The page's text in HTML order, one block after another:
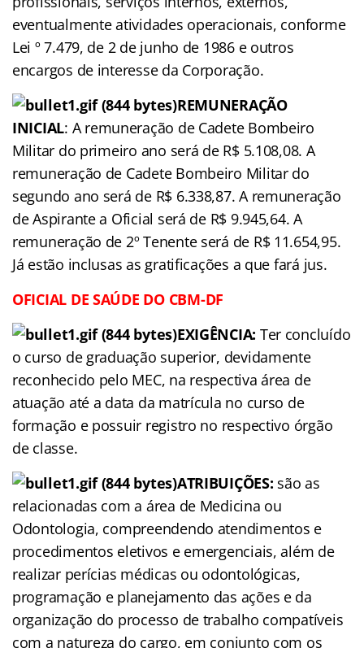
eventualmente atividades operacionais, conforme
Lei º 7.479, de 2 de junho de 1986 e outros
encargos de interesse da Corporação.
REMUNERAÇÃO
INICIAL: A remuneração de Cadete Bombeiro
Militar do primeiro ano será de R$ 5.108,08. A
remuneração de Cadete Bombeiro Militar do
segundo ano será de R$ 6.338,87. A remuneração
de Aspirante a Oficial será de R$ 9.945,64. A
remuneração de 2º Tenente será de R$ 11.654,95.
Já estão inclusas as gratificações a que fará jus.
OFICIAL DE SAÚDE DO CBM-DF
EXIGÊNCIA: Ter concluído
o curso de graduação superior, devidamente
reconhecido pelo MEC, na respectiva área de
atuação até a data da matrícula no curso de
formação e possuir registro no respectivo órgão
de classe.
ATRIBUIÇÕES: são as
relacionadas com a área de Medicina ou
Odontologia, compreendendo atendimentos e
procedimentos eletivos e emergenciais, além de
realizar perícias médicas ou odontológicas,
programação e planejamento das ações e da
organização do processo de trabalho compatíveis
com a natureza do cargo, em conjunto com os